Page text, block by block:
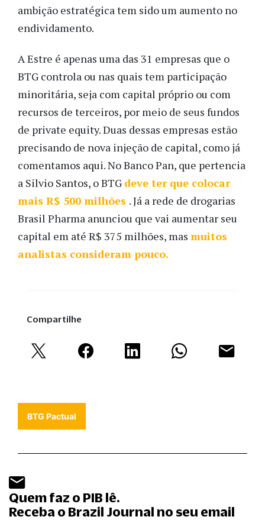
ambição estratégica tem sido um aumento no
endividamento.
A Estre é apenas uma das 31 empresas que o
BTG controla ou nas quais tem participação
minoritária, seja com capital próprio ou com
recursos de terceiros, por meio de seus fundos
de private equity. Duas dessas empresas estão
precisando de nova injeção de capital, como já
comentamos aqui. No Banco Pan, que pertencia
a Silvio Santos, o BTG deve ter que colocar
mais R$ 500 milhões . Já a rede de drogarias
Brasil Pharma anunciou que vai aumentar seu
capital em até R$ 375 milhões, mas muitos
analistas consideram pouco.
Compartilhe
BTG Pactual
Quem faz o PIB lê.
Receba o Brazil Journal no seu email